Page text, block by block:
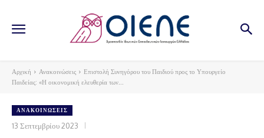
Αρχική Ανακοινώσεις
Επιστολή Συνηγόρου του Παιδιού προς το Υπουργείο
Παιδείας: «Η οικονομική ελευθερία των...
ΑΝΑΚΟΙΝΏΣΕΙΣ
13 Σεπτεμβρίου 2023